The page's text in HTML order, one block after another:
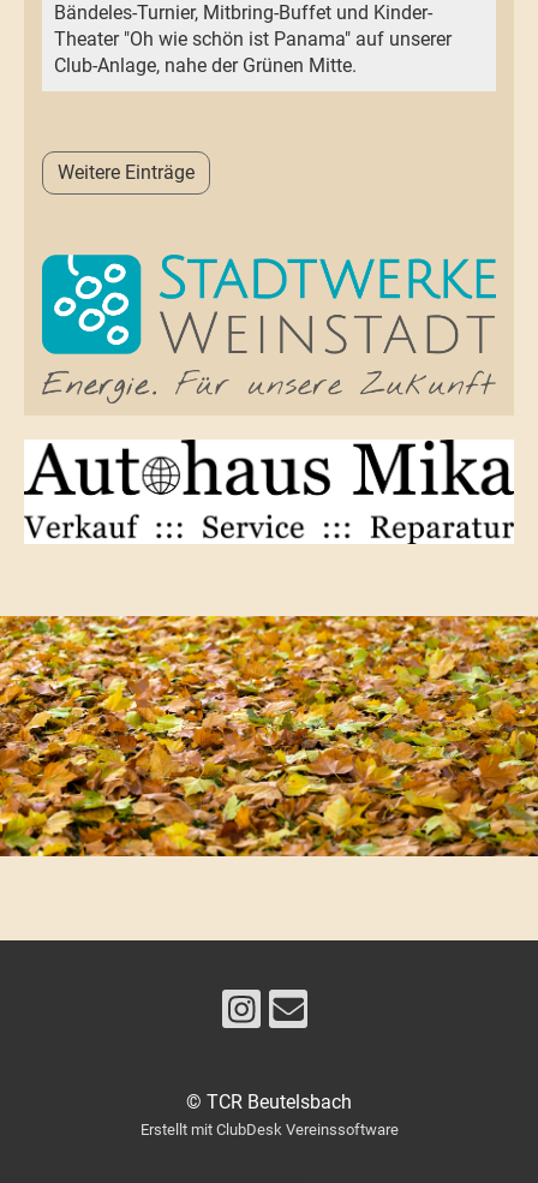
Bändeles-Turnier, Mitbring-Buffet und Kinder-
Theater "Oh wie schön ist Panama" auf unserer
Club-Anlage, nahe der Grünen Mitte.
Weitere Einträge
© TCR Beutelsbach
Erstellt mit ClubDesk Vereinssoftware